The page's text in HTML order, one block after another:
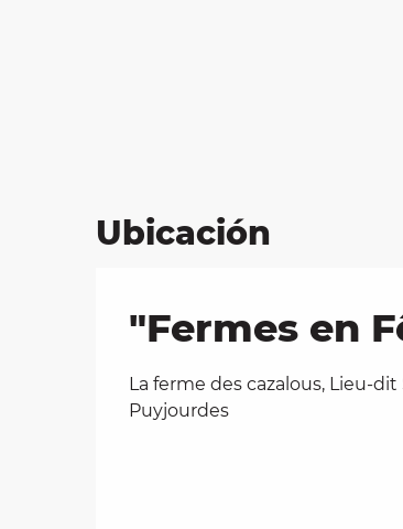
Ubicación
"Fermes en
La ferme des cazalous, Lieu-dit
Puyjourdes